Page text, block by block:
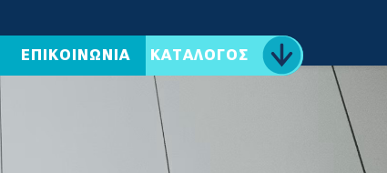
ΕΠΙΚΟΙΝΩΝΙΑ ΚΑΤΑΛΟΓΟΣ